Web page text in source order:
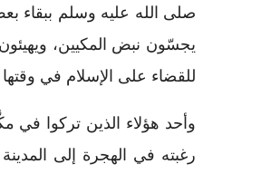
صلى الله عليه وسلم ببقاء
يجسّون نبض المكيين،
للقضاء على الإسلام في
وأحد هؤلاء الذين تركوا في
رغبته في الهجرة إلى